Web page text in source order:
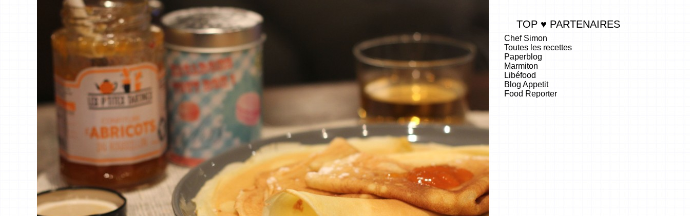
TOP ♥ PARTENAIRES
Chef Simon
Toutes les recettes
Paperblog
Marmiton
Libéfood
Blog Appetit
Food Reporter